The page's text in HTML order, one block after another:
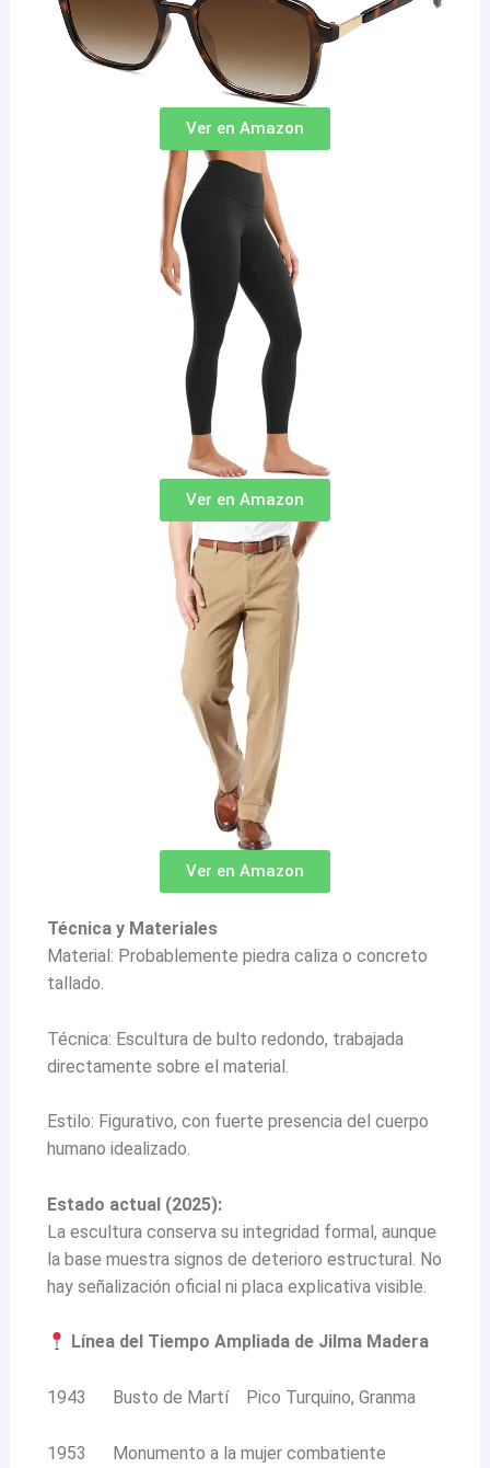
Ver en Amazon
Ver en Amazon
Ver en Amazon
Técnica y Materiales
Material: Probablemente piedra caliza o concreto
tallado.
Técnica: Escultura de bulto redondo, trabajada
directamente sobre el material.
Estilo: Figurativo, con fuerte presencia del cuerpo
humano idealizado.
Estado actual (2025):
La escultura conserva su integridad formal, aunque
la base muestra signos de deterioro estructural. No
hay señalización oficial ni placa explicativa visible.
Línea del Tiempo Ampliada de Jilma Madera
1943 Busto de Martí Pico Turquino, Granma
1953 Monumento a la mujer combatiente